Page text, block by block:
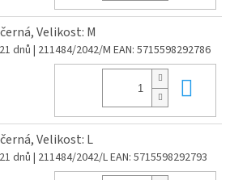
Velikost: M
dnů| 211484/2042/M EAN: 5715598292786
Velikost: L
dnů| 211484/2042/LEAN: 5715598292793